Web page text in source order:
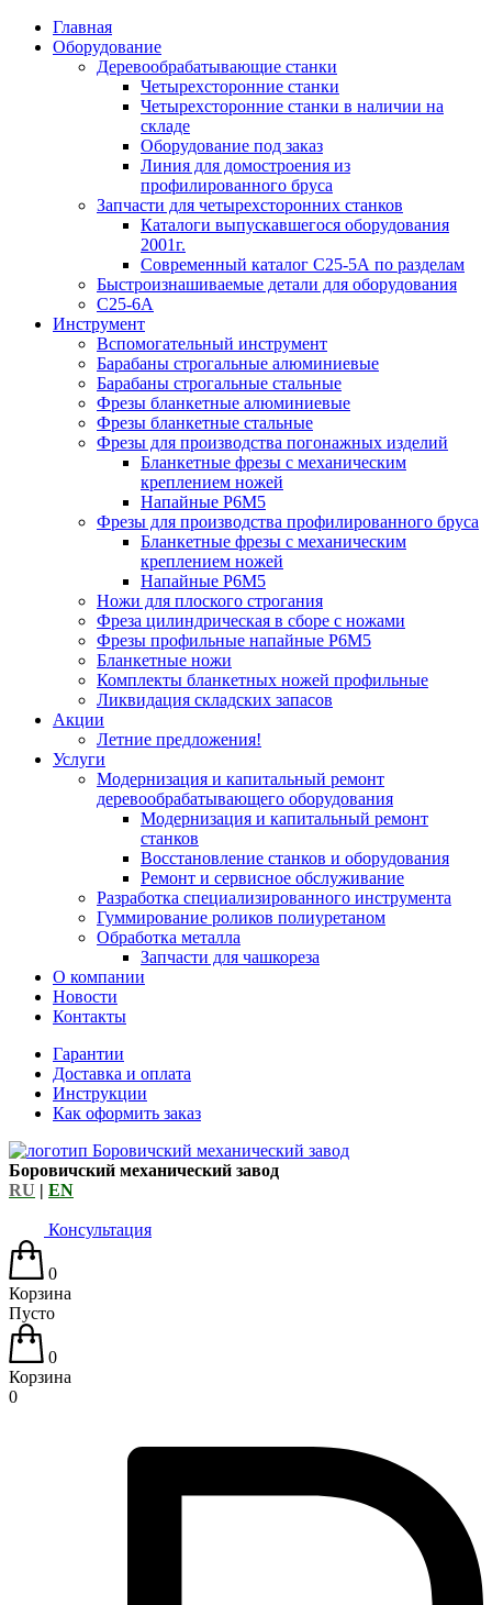
Главная
Оборудование
Деревообрабатывающие станки
Четырехсторонние станки
Четырехсторонние станки в наличии на
складе
Оборудование под заказ
Линия для домостроения из
профилированного бруса
Запчасти для четырехсторонних станков
Каталоги выпускавшегося оборудования
2001г.
Современный каталог С25-5А по разделам
Быстроизнашиваемые детали для оборудования
С25-6А
Инструмент
Вспомогательный инструмент
Барабаны строгальные алюминиевые
Барабаны строгальные стальные
Фрезы бланкетные алюминиевые
Фрезы бланкетные стальные
Фрезы для производства погонажных изделий
Бланкетные фрезы с механическим
креплением ножей
Напайные Р6М5
Фрезы для производства профилированного бруса
Бланкетные фрезы с механическим
креплением ножей
Напайные Р6М5
Ножи для плоского строгания
Фреза цилиндрическая в сборе с ножами
Фрезы профильные напайные Р6М5
Бланкетные ножи
Комплекты бланкетных ножей профильные
Ликвидация складских запасов
Акции
Летние предложения!
Услуги
Модернизация и капитальный ремонт
деревообрабатывающего оборудования
Модернизация и капитальный ремонт
станков
Восстановление станков и оборудования
Ремонт и сервисное обслуживание
Разработка специализированного инструмента
Гуммирование роликов полиуретаном
Обработка металла
Запчасти для чашкореза
О компании
Новости
Контакты
Гарантии
Доставка и оплата
Инструкции
Как оформить заказ
Боровичский механический завод
RU | EN
Консультация
0
Корзина
Пусто
0
Корзина
0